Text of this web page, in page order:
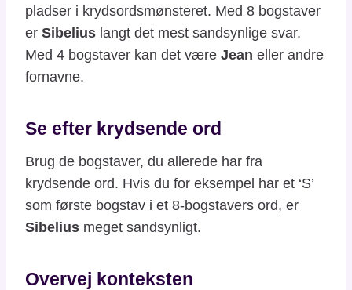
pladser i krydsordsmønsteret. Med 8 bogstaver
er Sibelius langt det mest sandsynlige svar.
Med 4 bogstaver kan det være Jean eller andre
fornavne.
Se efter krydsende ord
Brug de bogstaver, du allerede har fra
krydsende ord. Hvis du for eksempel har et ‘S’
som første bogstav i et 8-bogstavers ord, er
Sibelius meget sandsynligt.
Overvej konteksten